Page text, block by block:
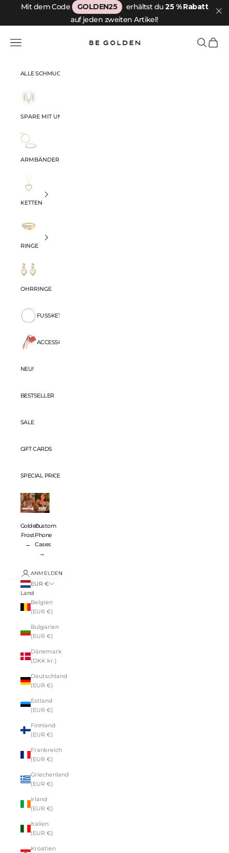
Zum Inhalt springen
Mit dem Code GOLDEN25 erhältst du25 % Rabatt
auf jeden zweiten Artikel!
Menü Suchen
ALLE SCHMUCKSTÜCKE
SPARE MIT UNSEREN SETS
ARMBÄNDER
KETTEN
RINGE
OHRRINGE
FUSSKETTCHEN
ACCESSORIES
NEU!
BESTSELLER
SALE
GIFT CARDS
SPECIAL PRICES 💸
Golden
Frost
→
Custom
Phone
Cases
→
ANMELDEN
EUR €
Land
Belgien
(EUR €)
Bulgarien
(EUR €)
Dänemark
(DKK kr.)
Deutschland
(EUR €)
Estland
(EUR €)
Finnland
(EUR €)
Frankreich
(EUR €)
Griechenland
(EUR €)
Irland
(EUR €)
Italien
(EUR €)
Kroatien